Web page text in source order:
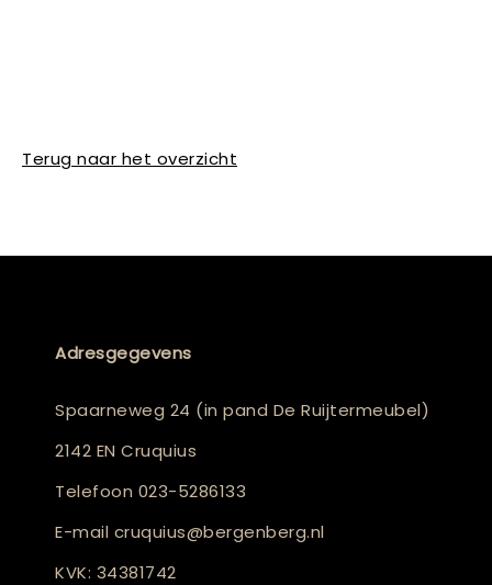
Terug naar het overzicht
Adresgegevens
Spaarneweg 24 (in pand De Ruijtermeubel)
2142 EN Cruquius
Telefoon 023-5286133
E-mail cruquius@bergenberg.nl
KVK: 34381742